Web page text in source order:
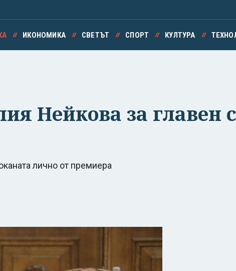
ИКОНОМИКА СВЕТЪТ СПОРТ КУЛТУРА
Нейкова за главен
лично от премиера